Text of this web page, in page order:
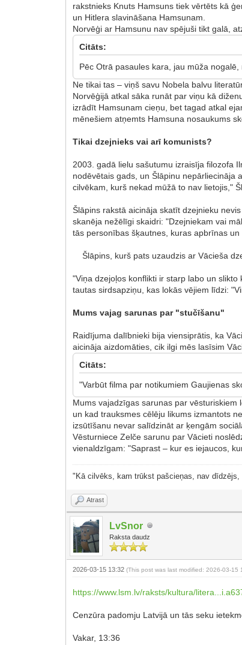
rakstnieks Knuts Hamsuns tiek vērtēts kā
un Hitlera slavināšana Hamsunam.
Norvēģi ar Hamsunu nav spējuši tikt galā,
Citāts:
Pēc Otrā pasaules kara, jau mūža
Ne tikai tas – viņš savu Nobela balvu
Norvēģijā atkal sāka runāt par viņu kā
izrādīt Hamsunam cieņu, bet tagad atkal
mēnešiem atņemts Hamsuna nosaukums
Tikai dzejnieks vai arī komunists?
2003. gadā lielu sašutumu izraisīja filozofa
nodēvētais gads, un Šlāpinu nepārliecināja
cilvēkam, kurš nekad mūžā to nav lietojis,"
Šlāpins rakstā aicināja skatīt dzejnieku
skanēja nežēlīgi skaidri: "Dzejniekam vai
tās personības šķautnes, kuras apbrīnas
Šlāpins, kurš pats uzaudzis ar Vācieša
"Viņa dzejoļos konflikti ir starp labo un
tautas sirdsapziņu, kas lokās vējiem līdzi:
Mums vajag sarunas par "stučīšanu"
Raidījuma dalībnieki bija viensiprātis, ka
aicināja aizdomāties, cik ilgi mēs lasīsim
Citāts:
"Varbūt filma par notikumiem Gaujienas
Mums vajadzīgas sarunas par
un kad trauksmes cēlēju likums izmantots
izsūtīšanu nevar salīdzināt ar ķengām
Vēsturniece Zelče sarunu par Vācieti
vienaldzīgam: "Saprast – kur es iejaucos,
"Kā cilvēks, kam trūkst pašcieņas, nav
Atrast
LvSnor
Raksta daudz
2026-03-15 13:32(This post was last modified: 2026-03-
https://www.lsm.lv/raksts/kultura/
Cenzūra padomju Latvijā un tās seku
Vakar, 13:36